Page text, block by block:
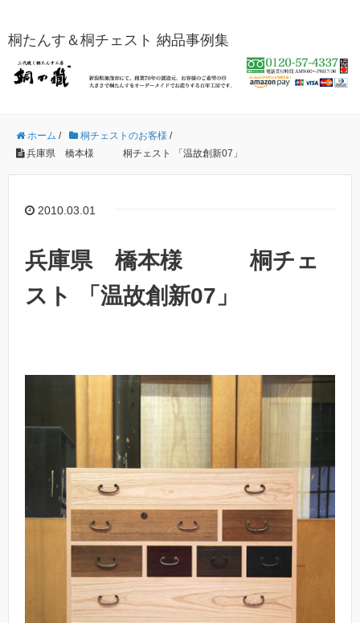
桐たんす＆桐チェスト 納品事例集
ホーム / 桐チェストのお客様 /
兵庫県 橋本様 桐チェスト 「温故創新07」
2010.03.01
兵庫県 橋本様 桐チェ
スト 「温故創新07」